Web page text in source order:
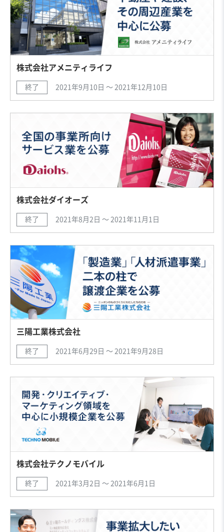
株式会社アメニティライフ
終了 2021年9月10日 〜 2021年12月10日
株式会社ダイオーズ
終了 2021年8月2日 〜 2021年11月1日
三陽工業株式会社
終了 2021年6月29日 〜 2021年9月28日
株式会社テクノモバイル
終了 2021年3月2日 〜 2021年6月1日